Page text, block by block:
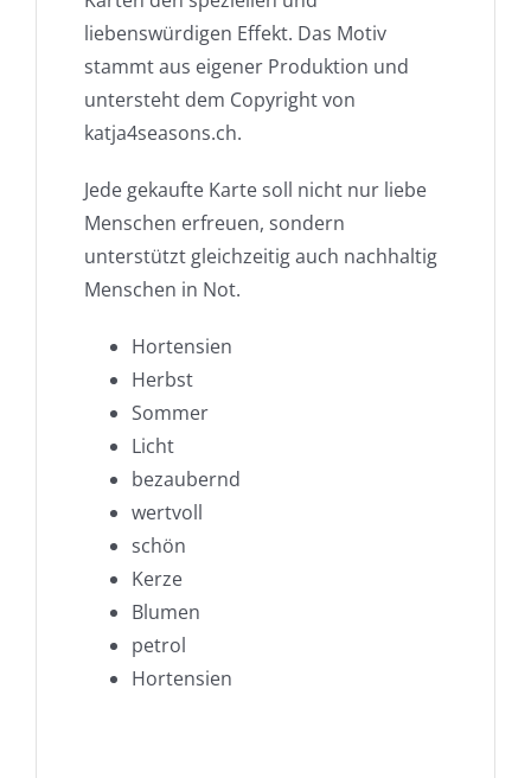
liebenswürdigen Effekt. Das Motiv
stammt aus eigener Produktion und
untersteht dem Copyright von
katja4seasons.ch.
Jede gekaufte Karte soll nicht nur liebe
Menschen erfreuen, sondern
unterstützt gleichzeitig auch nachhaltig
Menschen in Not.
Hortensien
Herbst
Sommer
Licht
bezaubernd
wertvoll
schön
Kerze
Blumen
petrol
Hortensien